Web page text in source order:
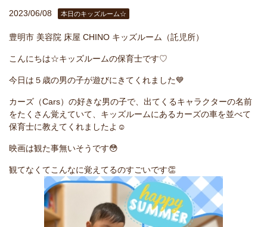
2023/06/08 本日のキッズルーム☆
豊明市 美容院 床屋 CHINO キッズルーム（託児所）
こんにちは☆キッズルームの保育士です♡
今日は５歳の男の子が遊びにきてくれました💙
カーズ（Cars）の好きな男の子で、出てくるキャラクターの名前
をたくさん覚えていて、キッズルームにあるカーズの車を並べて
保育士に教えてくれましたよ ☺️
映画は観た事無いそうです😳
観てなくてこんなに覚えてるのすごいです👏